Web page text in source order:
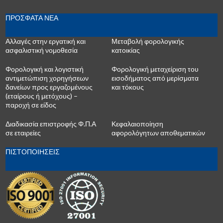
ΠΡΟΣΦΑΤΑ ΝΕΑ
Αλλαγές στην εργατική και
ασφαλιστική νομοθεσία
Μεταβολή φορολογικής
κατοικίας
Φορολογική και λογιστική
αντιμετώπιση χορηγήσεων
δανείων προς εργαζομένους
(εταίρους ή μετόχους) –
παροχή σε είδος
Φορολογική μεταχείριση του
εισοδήματος από μερίσματα
και τόκους
Διαδικασία επιστροφής Φ.Π.Α
σε εταιρείες
Κεφαλαιοποίηση
αφορολόγητων αποθεματικών
ΠΙΣΤΟΠΟΙΗΣΕΙΣ